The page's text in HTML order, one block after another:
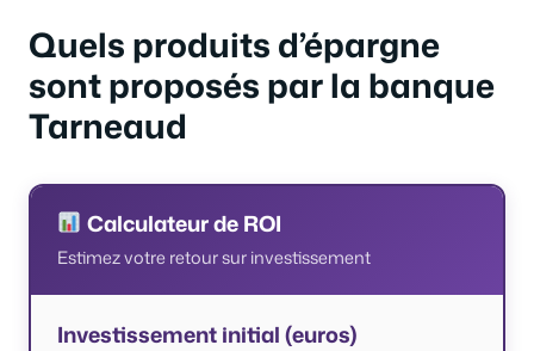
Quels produits d’épargne
sont proposés par la banque
Tarneaud
Calculateur de ROI
Estimez votre retour sur investissement
Investissement initial (euros)